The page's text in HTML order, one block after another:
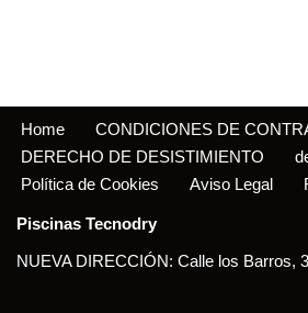
Home
CONDICIONES DE
DERECHO DE DESISTIMIENTO
Política de Cookies
Aviso Legal
Piscinas Tecnodry
NUEVA DIRECCIÓN: Calle los Barros,